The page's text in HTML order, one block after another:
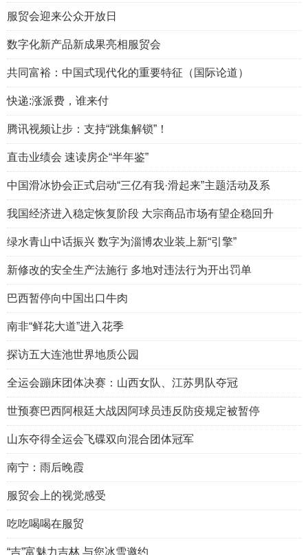
服贸会迎来公众开放日
数字化新产品新成果亮相服贸会
共同富裕：中国式现代化的重要特征（国际论道）
快递:涨派费，谁来付
腾讯视频让步：支持“跳集解锁”！
直击业绩会 速读房企“半年鉴”
中国滑冰协会正式启动“三亿有我·滑起来”主题活动及系
我国经济进入稳定恢复阶段 大宗商品市场有望企稳回升
绿水青山中话振兴 数字为淄博农业装上新“引擎”
新修改的安全生产法施行 多地对违法行为开出罚单
巴西暂停向中国出口牛肉
南非“鲜花大道”进入花季
探访五大连池世界地质公园
全运会蹦床团体决赛：山西女队、江苏男队夺冠
世预赛巴西阿根廷大战因阿球员违反防疫规定被暂停
山东夺得全运会飞碟双向混合团体冠军
南宁：雨后晚霞
服贸会上的视觉感受
吃吃喝喝在服贸
“吉”富魅力吉林 与您冰雪邀约